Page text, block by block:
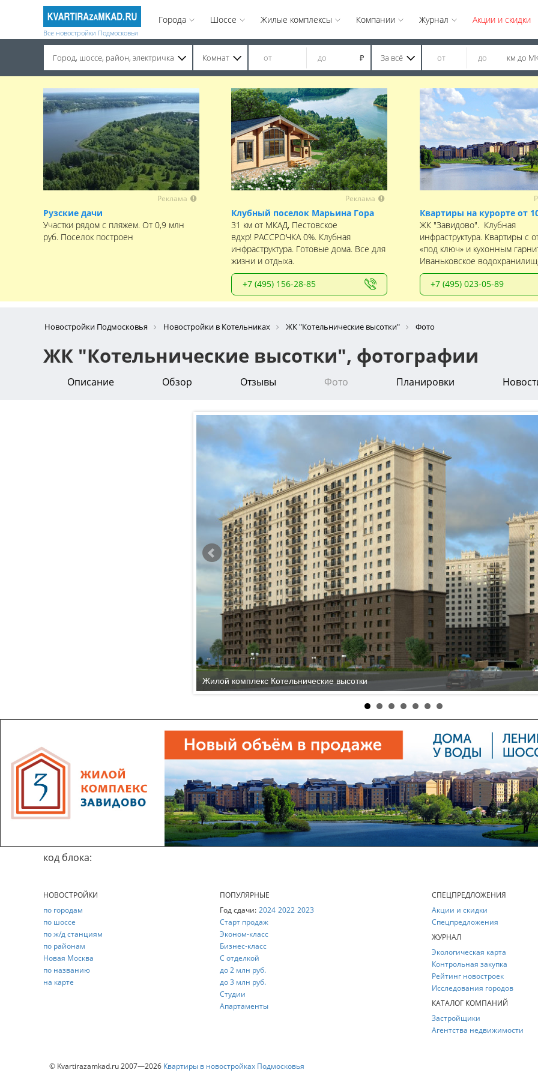
Все новостройки Подмосковья
Города Шоссе Жилые комплексы Компании Журнал Акции и скидки
Город, шоссе, район, электричка Комнат ₽ За всё км до
Реклама
Рузские дачи
Участки рядом с пляжем. От 0,9 млн
руб. Поселок построен
Реклама
Клубный поселок Марьина Гора
31 км от МКАД, Пестовское
вдхр! РАССРОЧКА 0%. Клубная
инфраструктура. Готовые дома. Все для
жизни и отдыха.
+7 (495) 156-28-85
Квартиры на курорте от
ЖК "Завидово". Клубная
инфраструктура. Квартиры с
«под ключ» и кухонным
Иваньковское
+7 (495) 023-05-89
Новостройки Подмосковья Новостройки в Котельниках ЖК "Котельнические высотки" Фото
ЖК "Котельнические высотки", фотографии
Описание Обзор Отзывы Фото Планировки
Жилой комплекс Котельнические высотки
код блока:
НОВОСТРОЙКИ
по городам
по шоссе
по ж/д станциям
по районам
Новая Москва
по названию
на карте
ПОПУЛЯРНЫЕ
Год сдачи: 2024 2022 2023
Старт продаж
Эконом-класс
Бизнес-класс
С отделкой
до 2 млн руб.
до 3 млн руб.
Студии
Апартаменты
СПЕЦПРЕДЛОЖЕНИЯ
Акции и скидки
Спецпредложения
ЖУРНАЛ
Экологическая карта
Контрольная закупка
Рейтинг новостроек
Исследования городов
КАТАЛОГ КОМПАНИЙ
Застройщики
Агентства недвижимости
© Kvartirazamkad.ru 2007—2026 Квартиры в новостройках Подмосковья